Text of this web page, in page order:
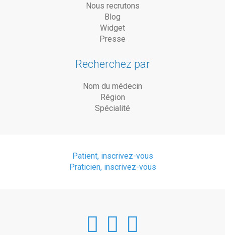
Nous recrutons
Blog
Widget
Presse
Recherchez par
Nom du médecin
Région
Spécialité
Patient, inscrivez-vous
Praticien, inscrivez-vous